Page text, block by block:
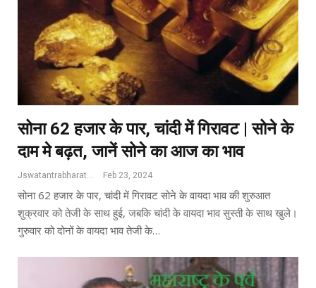
सोना 62 हजार के पार, चांदी में ‎गिरावट | सोने के
दाम मे बढ़त, जानें सोने का आज का भाव
Jswatantrabharat@gmail.com Feb 23, 2024
सोना 62 हजार के पार, चांदी में ‎गिरावट सोने के वायदा भाव की शुरुआत
शुक्रवार को तेजी के साथ हुई, जबकि चांदी के वायदा भाव सुस्ती के साथ खुले।
गुरुवार को दोनों के वायदा भाव तेजी के…